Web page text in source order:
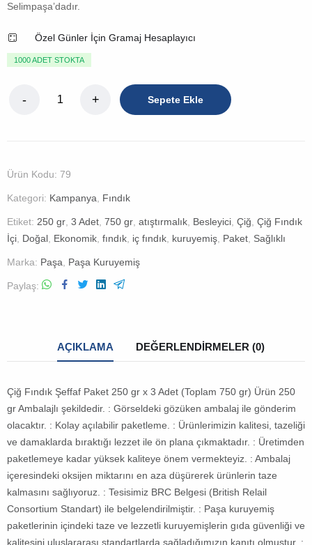
Selimpaşa’dadır.
Özel Günler İçin Gramaj Hesaplayıcı
1000 ADET STOKTA
Sepete Ekle
Ürün Kodu: 79
Kategori: Kampanya Fındık
Etiket: 250 gr 3 Adet 750 gr atıştırmalık Besleyici Çiğ Çiğ Fındık
İçi Doğal Ekonomik fındık iç fındık kuruyemiş Paket Sağlıklı
Marka: Paşa Paşa Kuruyemiş
Paylaş
AÇIKLAMA DEĞERLENDIRMELER (0)
Çiğ Fındık Şeffaf Paket 250 gr x 3 Adet (Toplam 750 gr) Ürün 250
gr Ambalajlı şekildedir. : Görseldeki gözüken ambalaj ile gönderim
olacaktır. : Kolay açılabilir paketleme. : Ürünlerimizin kalitesi, tazeliği
ve damaklarda bıraktığı lezzet ile ön plana çıkmaktadır. : Üretimden
paketlemeye kadar yüksek kaliteye önem vermekteyiz. : Ambalaj
içeresindeki oksijen miktarını en aza düşürerek ürünlerin taze
kalmasını sağlıyoruz. : Tesisimiz BRC Belgesi (British Relail
Consortium Standart) ile belgelendirilmiştir. : Paşa kuruyemiş
paketlerinin içindeki taze ve lezzetli kuruyemişlerin gıda güvenliği ve
kalitesini uluslararası standartlarda sağladığımızın kanıtı olmuştur. :